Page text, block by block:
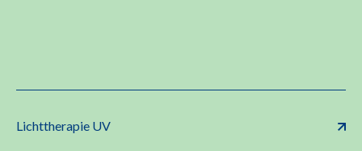
Lichttherapie UV